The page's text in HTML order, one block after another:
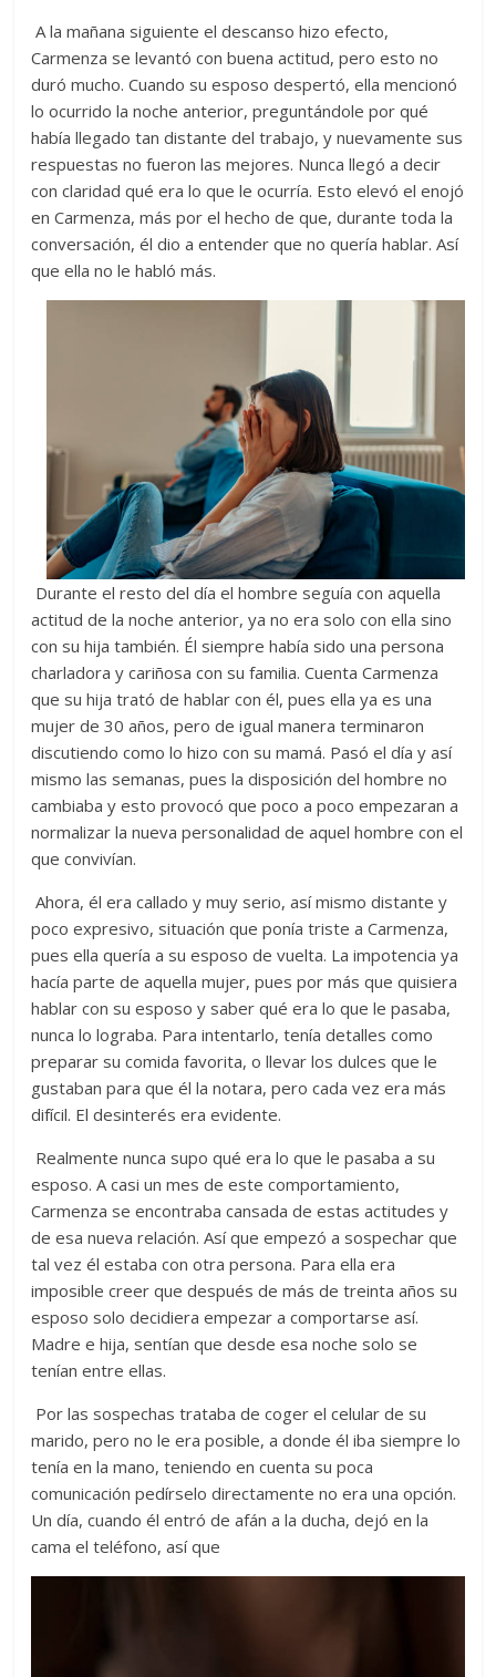
A la mañana siguiente el descanso hizo efecto,
Carmenza se levantó con buena actitud, pero esto no
duró mucho. Cuando su esposo despertó, ella mencionó
lo ocurrido la noche anterior, preguntándole por qué
había llegado tan distante del trabajo, y nuevamente sus
respuestas no fueron las mejores. Nunca llegó a decir
con claridad qué era lo que le ocurría. Esto elevó el enojó
en Carmenza, más por el hecho de que, durante toda la
conversación, él dio a entender que no quería hablar. Así
que ella no le habló más.
Durante el resto del día el hombre seguía con aquella
actitud de la noche anterior, ya no era solo con ella sino
con su hija también. Él siempre había sido una persona
charladora y cariñosa con su familia. Cuenta Carmenza
que su hija trató de hablar con él, pues ella ya es una
mujer de 30 años, pero de igual manera terminaron
discutiendo como lo hizo con su mamá. Pasó el día y así
mismo las semanas, pues la disposición del hombre no
cambiaba y esto provocó que poco a poco empezaran a
normalizar la nueva personalidad de aquel hombre con el
que convivían.
Ahora, él era callado y muy serio, así mismo distante y
poco expresivo, situación que ponía triste a Carmenza,
pues ella quería a su esposo de vuelta. La impotencia ya
hacía parte de aquella mujer, pues por más que quisiera
hablar con su esposo y saber qué era lo que le pasaba,
nunca lo lograba. Para intentarlo, tenía detalles como
preparar su comida favorita, o llevar los dulces que le
gustaban para que él la notara, pero cada vez era más
difícil. El desinterés era evidente.
Realmente nunca supo qué era lo que le pasaba a su
esposo. A casi un mes de este comportamiento,
Carmenza se encontraba cansada de estas actitudes y
de esa nueva relación. Así que empezó a sospechar que
tal vez él estaba con otra persona. Para ella era
imposible creer que después de más de treinta años su
esposo solo decidiera empezar a comportarse así.
Madre e hija, sentían que desde esa noche solo se
tenían entre ellas.
Por las sospechas trataba de coger el celular de su
marido, pero no le era posible, a donde él iba siempre lo
tenía en la mano, teniendo en cuenta su poca
comunicación pedírselo directamente no era una opción.
Un día, cuando él entró de afán a la ducha, dejó en la
cama el teléfono, así que